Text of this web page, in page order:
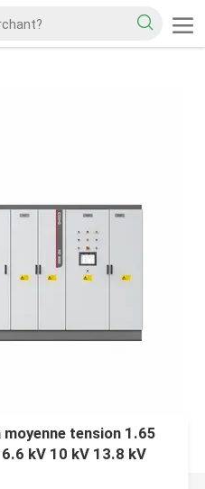
tension 1.65
kV 10 kV 13.8 kV